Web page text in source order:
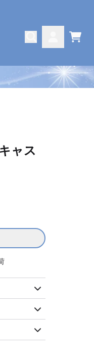
ACCOUNT
ャス
・ポピンズ ロンドン・